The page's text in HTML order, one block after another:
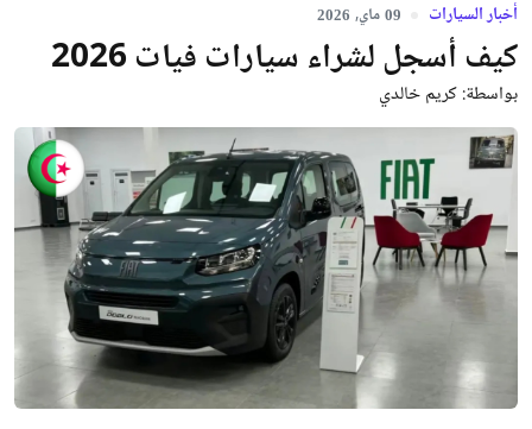
أخبار السيارات 09 ماي, 2026
كيف أسجل لشراء سيارات فيات 2026
بواسطة:كريم خالدي